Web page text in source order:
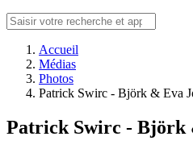
Accueil
Médias
Photos
Patrick Swirc - Björk & Eva
Patrick Swirc - Björk